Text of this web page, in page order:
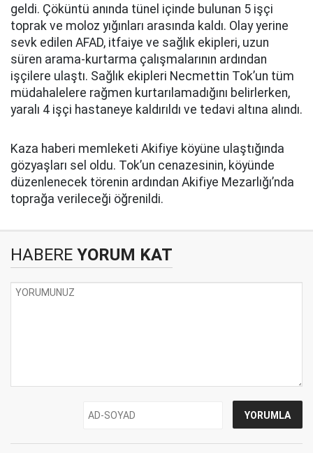
geldi. Çöküntü anında tünel içinde bulunan 5 işçi
toprak ve moloz yığınları arasında kaldı. Olay yerine
sevk edilen AFAD, itfaiye ve sağlık ekipleri, uzun
süren arama-kurtarma çalışmalarının ardından
işçilere ulaştı. Sağlık ekipleri Necmettin Tok’un tüm
müdahalelere rağmen kurtarılamadığını belirlerken,
yaralı 4 işçi hastaneye kaldırıldı ve tedavi altına alındı.
Kaza haberi memleketi Akifiye köyüne ulaştığında
gözyaşları sel oldu. Tok’un cenazesinin, köyünde
düzenlenecek törenin ardından Akifiye Mezarlığı’nda
toprağa verileceği öğrenildi.
HABERE YORUM KAT